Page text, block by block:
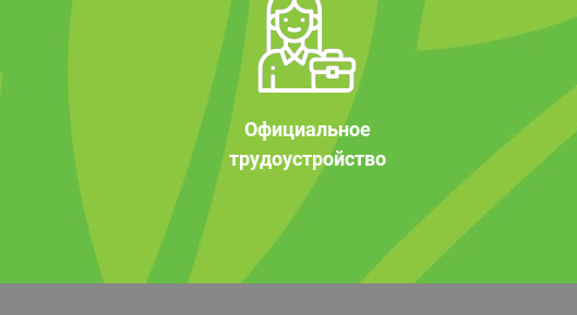
Официальное
трудоустройство